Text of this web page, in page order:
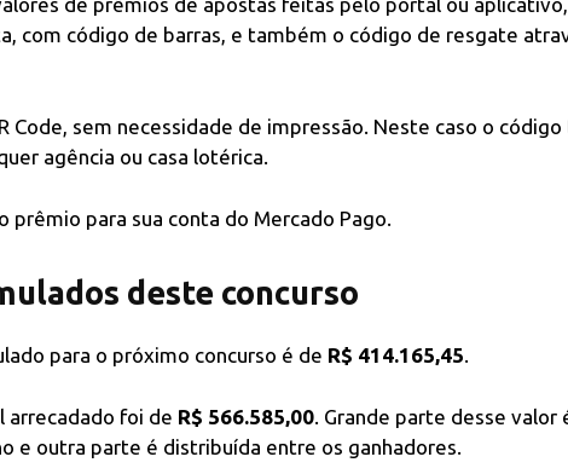
com código de barras, e também o código de resgate
sem necessidade de impressão. Neste caso o
agência ou casa lotérica.
para sua conta do Mercado Pago.
deste concurso
para o próximo concurso é de R$ 414.165,45.
arrecadado foi de R$ 566.585,00. Grande parte desse valor
e outra parte é distribuída entre os ganhadores.